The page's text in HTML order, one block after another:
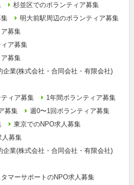
杉並区でのボランティア募集
明大前駅周辺のボランティア募集
募集
ア募集
募集
企業(株式会社・合同会社・有限会社)
ィア募集
1年間ボランティア募集
募集
週0〜1回ボランティア募集
東京でのNPO求人募集
人募集
企業(株式会社・合同会社・有限会社)
マーサポートのNPO求人募集